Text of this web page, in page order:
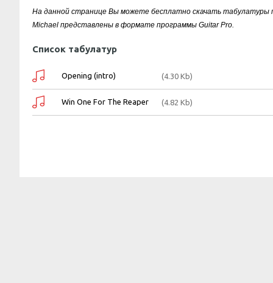
ИСПОЛНИТЕЛЯ "GIACCHINO,
На данной странице Вы можете бесплатно скачать табулатуры
Michael представлены в формате программы Guitar Pro.
Список табулатур
Opening (intro) (4.30 Kb)
Win One For The Reaper (4.82 Kb)